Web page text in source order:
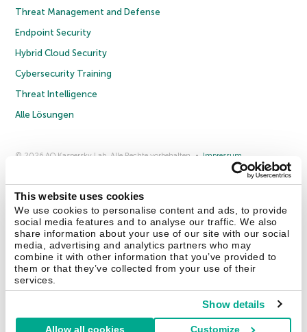
This website uses cookies
We use cookies to personalise content and ads, to provide
social media features and to analyse our traffic. We also
share information about your use of our site with our social
media, advertising and analytics partners who may
combine it with other information that you’ve provided to
them or that they’ve collected from your use of their
services.
Show details
Allow all cookies Customize
Threat Management and Defense
Endpoint Security
Hybrid Cloud Security
Cybersecurity Training
Threat Intelligence
Alle Lösungen
© 2026 AO Kaspersky Lab. Alle Rechte vorbehalten.
Impressum
Lizenzvereinbarung B2B
Kontakt Über uns Partner Blog
Weitere Informationen
Pressemitteilungen
Securelist Eugene Personal Blog Enzyklopädie